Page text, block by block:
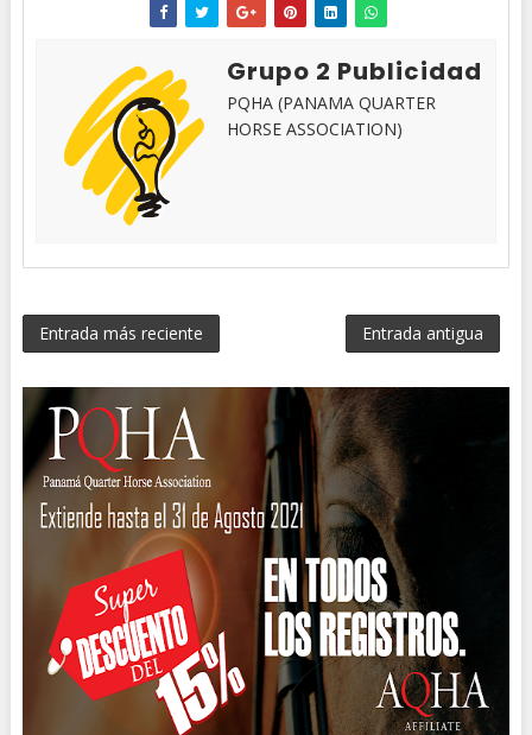
Grupo 2 Publicidad
PQHA (PANAMA QUARTER
HORSE ASSOCIATION)
Entrada más reciente Entrada antigua